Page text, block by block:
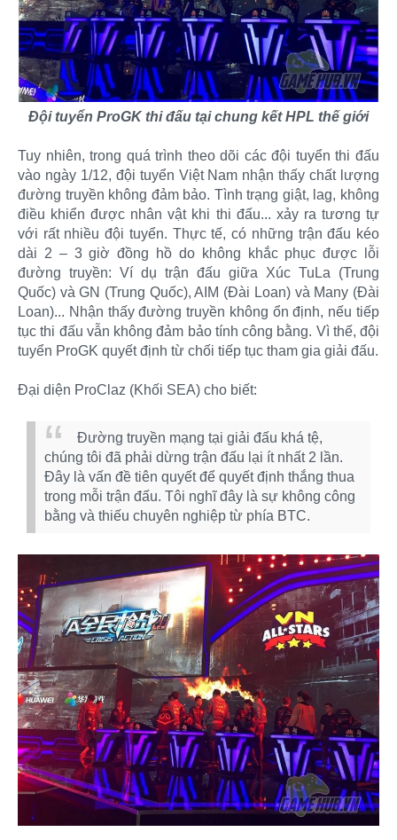
Đội tuyển ProGK thi đấu tại chung kết HPL thế giới
Tuy nhiên, trong quá trình theo dõi các đội tuyển thi đấu
vào ngày 1/12, đội tuyển Việt Nam nhận thấy chất lượng
đường truyền không đảm bảo. Tình trạng giật, lag, không
điều khiển được nhân vật khi thi đấu... xảy ra tương tự
với rất nhiều đội tuyển. Thực tế, có những trận đấu kéo
dài 2 – 3 giờ đồng hồ do không khắc phục được lỗi
đường truyền: Ví dụ trận đấu giữa Xúc TuLa (Trung
Quốc) và GN (Trung Quốc), AIM (Đài Loan) và Many (Đài
Loan)... Nhận thấy đường truyền không ổn định, nếu tiếp
tục thi đấu vẫn không đảm bảo tính công bằng. Vì thế, đội
tuyển ProGK quyết định từ chối tiếp tục tham gia giải đấu.
Đại diện ProClaz (Khối SEA) cho biết:
Đường truyền mạng tại giải đấu khá tệ,
chúng tôi đã phải dừng trận đấu lại ít nhất 2 lần.
Đây là vấn đề tiên quyết để quyết định thắng thua
trong mỗi trận đấu. Tôi nghĩ đây là sự không công
bằng và thiếu chuyên nghiệp từ phía BTC.